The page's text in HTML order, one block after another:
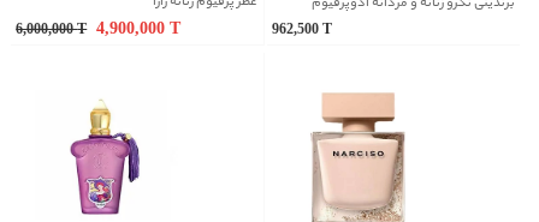
6,000,000 T 4,900,000 962,500